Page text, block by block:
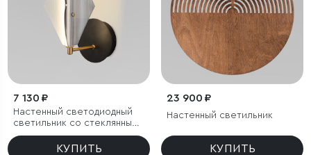
7 130 ₽
Настенный светодиодный
светильник со стеклянным
плафоном
КУПИТЬ
23 900 ₽
Настенный светильник
КУПИТЬ